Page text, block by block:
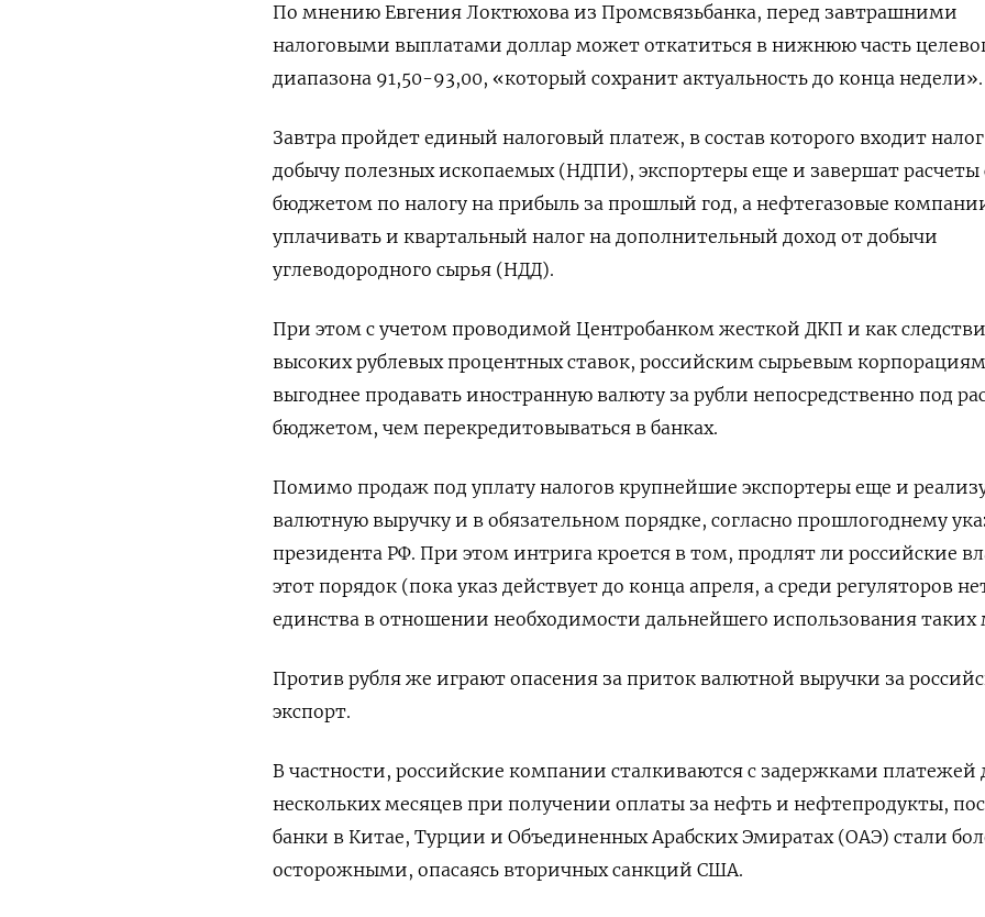
По мнению Евгения Локтюхова из Промсвязьбанка, перед завтрашними
налоговыми выплатами доллар может откатиться в нижнюю часть
диапазона 91,50-93,00, «который сохранит актуальность до конца недели».
Завтра пройдет единый налоговый платеж, в состав которого входит
добычу полезных ископаемых (НДПИ), экспортеры еще и завершат расчеты
бюджетом по налогу на прибыль за прошлый год, а нефтегазовые
уплачивать и квартальный налог на дополнительный доход от добычи
углеводородного сырья (НДД).
При этом с учетом проводимой Центробанком жесткой ДКП и как
высоких рублевых процентных ставок, российским сырьевым корпорациям
выгоднее продавать иностранную валюту за рубли непосредственно под
бюджетом, чем перекредитовываться в банках.
Помимо продаж под уплату налогов крупнейшие экспортеры еще и
валютную выручку и в обязательном порядке, согласно прошлогоднему
президента РФ. При этом интрига кроется в том, продлят ли российские
этот порядок (пока указ действует до конца апреля, а среди регуляторов
единства в отношении необходимости дальнейшего использования таких
Против рубля же играют опасения за приток валютной выручки за
экспорт.
В частности, российские компании сталкиваются с задержками платежей
нескольких месяцев при получении оплаты за нефть и нефтепродукты,
банки в Китае, Турции и Объединенных Арабских Эмиратах (ОАЭ) стали
осторожными, опасаясь вторичных санкций США.